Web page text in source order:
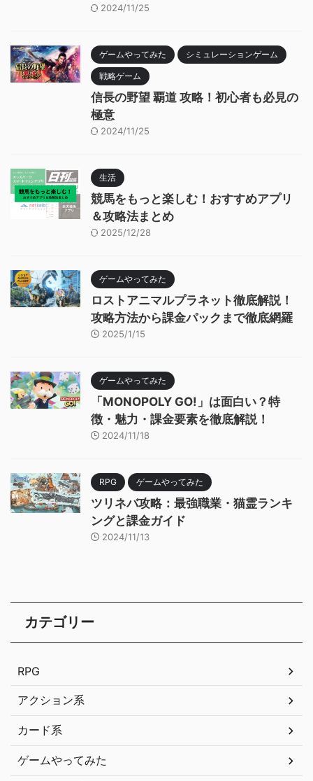
2024/11/25
ゲームやってみた シミュレーションゲーム
戦略ゲーム
信長の野望 覇道 攻略！初心者も必見の
極意
2024/11/25
生活
競馬をもっと楽しむ！おすすめアプリ
＆攻略法まとめ
2025/12/28
ゲームやってみた
ロストアニマルプラネット徹底解説！
攻略方法から課金パックまで徹底網羅
2025/1/15
ゲームやってみた
「MONOPOLY GO!」は面白い？特
徴・魅力・課金要素を徹底解説！
2024/11/18
RPG ゲームやってみた
ツリネバ攻略：最強職業・猫霊ランキ
ングと課金ガイド
2024/11/13
カテゴリー
RPG
アクション系
カード系
ゲームやってみた